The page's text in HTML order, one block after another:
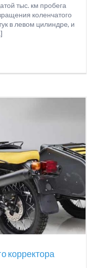
тыс. км пробега
коленчатого
в левом цилиндре, и
корректора